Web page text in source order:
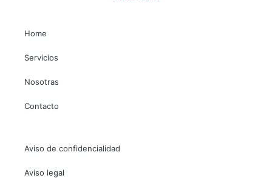
Home
Servicios
Nosotras
Contacto
Aviso de confidencialidad
Aviso legal